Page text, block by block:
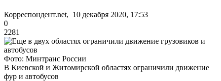
Корреспондент.net, 10 декабря 2020, 17:53
0
2281
Фото: Минтранс России
В Киевской и Житомирской областях ограничили движение
фур и автобусов